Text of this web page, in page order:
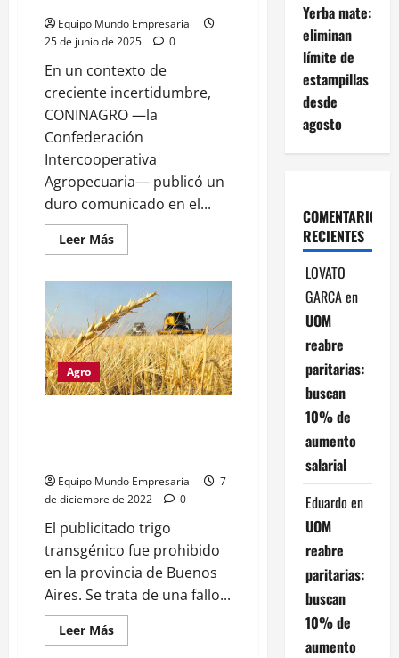
Equipo Mundo Empresarial
25 de junio de 2025
0
En un contexto de
creciente incertidumbre,
CONINAGRO —la
Confederación
Intercooperativa
Agropecuaria— publicó un
duro comunicado en el...
Leer MásLeer
más
Productores
agropecuarios
exigen
eliminar
los
derechos
de
exportación:
“No
queremos
Agro
Equipo Mundo Empresarial
7
de diciembre de 2022
0
El publicitado trigo
transgénico fue prohibido
en la provincia de Buenos
Aires. Se trata de una fallo...
Leer MásLeer
más
Yerba mate:
eliminan
límite de
estampillas
desde
agosto
COMENTARIOS
RECIENTES
LOVATO
GARCAen
UOM
reabre
paritarias:
buscan
10% de
aumento
salarial
Eduardo en
UOM
reabre
paritarias:
buscan
10% de
aumento